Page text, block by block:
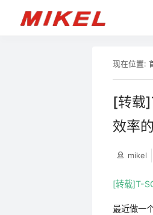
现在位置:
[转载
效率
mikel
[转载]T-
最近做一